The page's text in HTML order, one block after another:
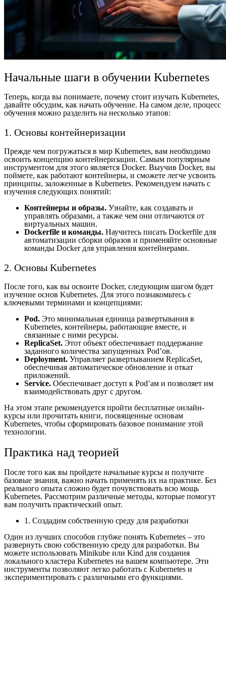
Начальные шаги в обучении Kubernetes
Теперь, когда вы понимаете, почему стоит изучать Kubernetes,
давайте обсудим, как начать обучение. На самом деле, процесс
обучения можно разделить на несколько этапов:
1. Основы контейнеризации
Прежде чем погружаться в мир Kubernetes, вам необходимо
освоить концепцию контейнеризации. Самым популярным
инструментом для этого является Docker. Выучив Docker, вы
поймете, как работают контейнеры, и сможете легче усвоить
принципы, заложенные в Kubernetes. Рекомендуем начать с
изучения следующих понятий:
Контейнеры и образы. Узнайте, как создавать и
управлять образами, а также чем они отличаются от
виртуальных машин.
Dockerfile и команды. Научитесь писать Dockerfile для
автоматизации сборки образов и применяйте основные
команды Docker для управления контейнерами.
2. Основы Kubernetes
После того, как вы освоите Docker, следующим шагом будет
изучение основ Kubernetes. Для этого познакомьтесь с
ключевыми терминами и концепциями:
Pod. Это минимальная единица развертывания в
Kubernetes, контейнеры, работающие вместе, и
связанные с ними ресурсы.
ReplicaSet. Этот объект обеспечивает поддержание
заданного количества запущенных Pod’ов.
Deployment. Управляет развертыванием ReplicaSet,
обеспечивая автоматическое обновление и откат
приложений.
Service. Обеспечивает доступ к Pod’ам и позволяет им
взаимодействовать друг с другом.
На этом этапе рекомендуется пройти бесплатные онлайн-
курсы или прочитать книги, посвященные основам
Kubernetes, чтобы сформировать базовое понимание этой
технологии.
Практика над теорией
После того как вы пройдете начальные курсы и получите
базовые знания, важно начать применять их на практике. Без
реального опыта сложно будет почувствовать всю мощь
Kubernetes. Рассмотрим различные методы, которые помогут
вам получить практический опыт.
1. Создадим собственную среду для разработки
Один из лучших способов глубже понять Kubernetes – это
развернуть свою собственную среду для разработки. Вы
можете использовать Minikube или Kind для создания
локального кластера Kubernetes на вашем компьютере. Эти
инструменты позволяют легко работать с Kubernetes и
экспериментировать с различными его функциями.